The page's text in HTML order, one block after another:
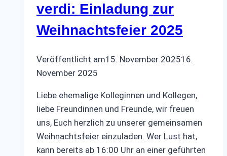
verdi: Einladung zur
Weihnachtsfeier 2025
Veröffentlicht am15. November 202516.
November 2025
Liebe ehemalige Kolleginnen und Kollegen,
liebe Freundinnen und Freunde, wir freuen
uns, Euch herzlich zu unserer gemeinsamen
Weihnachtsfeier einzuladen. Wer Lust hat,
kann bereits ab 16:00 Uhr an einer geführten